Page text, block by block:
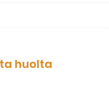
huolta